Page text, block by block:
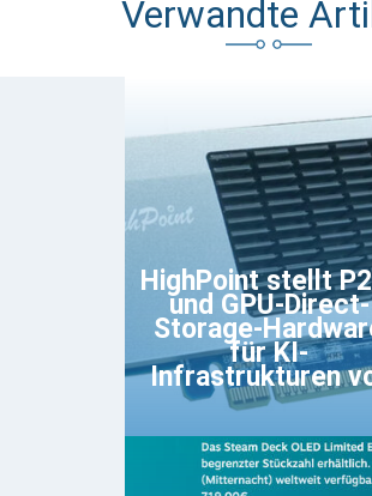
Verwandte
HighPoint stellt
und GPU-Direct-
Storage-
für KI-
Infrastrukturen